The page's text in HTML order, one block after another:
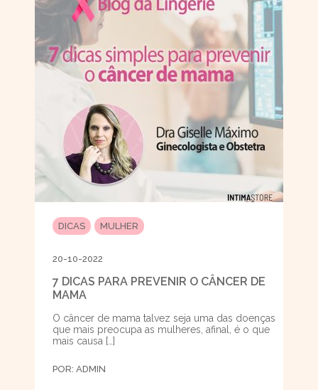
DICAS MULHER
20-10-2022
7 DICAS PARA PREVENIR O CÂNCER DE
MAMA
O câncer de mama talvez seja uma das doenças
que mais preocupa as mulheres, afinal, é o que
mais causa […]
POR: ADMIN